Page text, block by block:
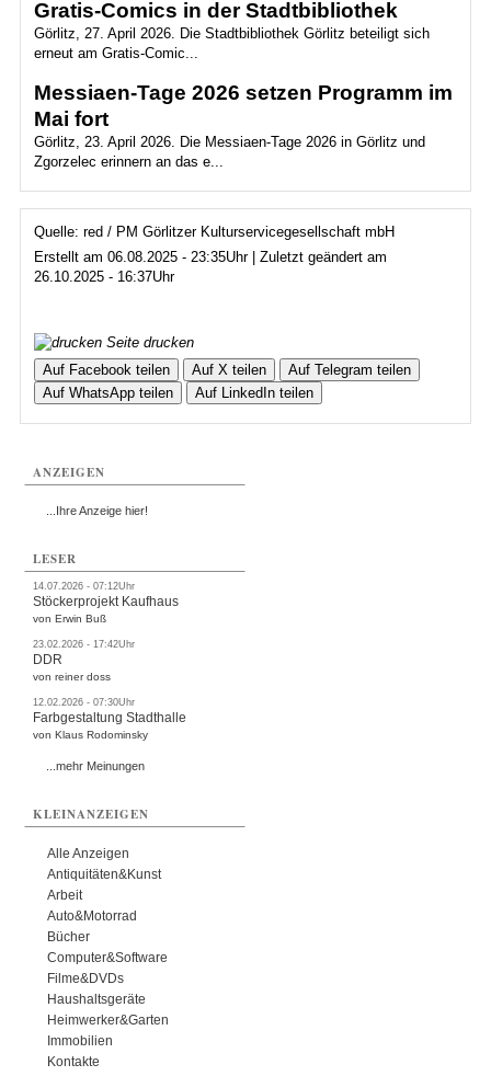
Gratis-Comics in der Stadtbibliothek
Görlitz, 27. April 2026. Die Stadtbibliothek Görlitz beteiligt sich
erneut am Gratis-Comic...
Messiaen-Tage 2026 setzen Programm im
Mai fort
Görlitz, 23. April 2026. Die Messiaen-Tage 2026 in Görlitz und
Zgorzelec erinnern an das e...
Quelle: red / PM Görlitzer Kulturservicegesellschaft mbH
Erstellt am 06.08.2025 - 23:35Uhr | Zuletzt geändert am
26.10.2025 - 16:37Uhr
Seite drucken
Auf Facebook teilen
Auf X teilen
Auf Telegram teilen
Auf WhatsApp teilen
Auf LinkedIn teilen
ANZEIGEN
...Ihre Anzeige hier!
LESER
14.07.2026 - 07:12Uhr
Stöckerprojekt Kaufhaus
von Erwin Buß
23.02.2026 - 17:42Uhr
DDR
von reiner doss
12.02.2026 - 07:30Uhr
Farbgestaltung Stadthalle
von Klaus Rodominsky
...mehr Meinungen
KLEINANZEIGEN
Alle Anzeigen
Antiquitäten&Kunst
Arbeit
Auto&Motorrad
Bücher
Computer&Software
Filme&DVDs
Haushaltsgeräte
Heimwerker&Garten
Immobilien
Kontakte